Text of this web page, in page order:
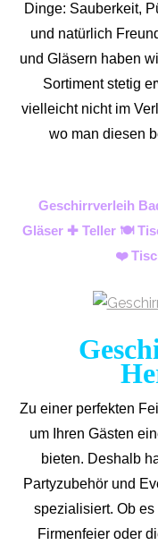
Dinge: Sauberkeit,
und natürlich
und Gläsern haben
Sortiment stetig
vielleicht nicht im
wo man diesen
Geschirrverleih
Gläser ✚ Teller 🍽️
❤️
Zu einer perfekten
um Ihren Gästen
bieten. Deshalb
Partyzubehör und
spezialisiert. Ob es
Firmenfeier oder